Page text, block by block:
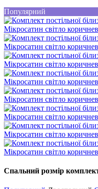
Популярний
Спальний розмір